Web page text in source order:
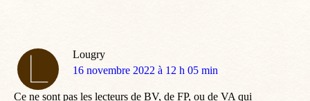
Lougry
dit
16 novembre 2022 à 12 h 05 min
Ce ne sont pas les lecteurs de BV, de FP, ou de VA qui